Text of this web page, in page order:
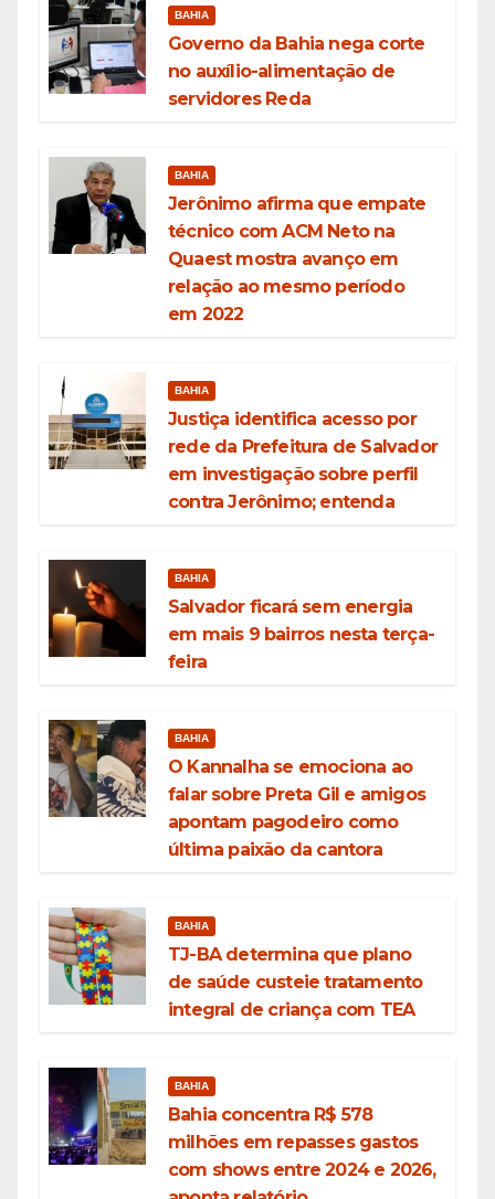
BAHIA
Governo da Bahia nega corte
no auxílio-alimentação de
servidores Reda
BAHIA
Jerônimo afirma que empate
técnico com ACM Neto na
Quaest mostra avanço em
relação ao mesmo período
em 2022
BAHIA
Justiça identifica acesso por
rede da Prefeitura de Salvador
em investigação sobre perfil
contra Jerônimo; entenda
BAHIA
Salvador ficará sem energia
em mais 9 bairros nesta terça-
feira
BAHIA
O Kannalha se emociona ao
falar sobre Preta Gil e amigos
apontam pagodeiro como
última paixão da cantora
BAHIA
TJ-BA determina que plano
de saúde custeie tratamento
integral de criança com TEA
BAHIA
Bahia concentra R$ 578
milhões em repasses gastos
com shows entre 2024 e 2026,